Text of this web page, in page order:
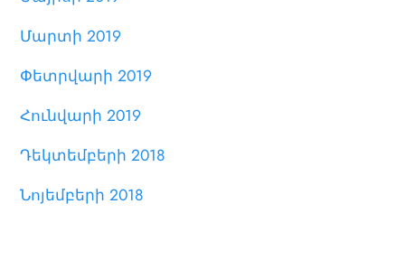
Մարտի 2019
Փետրվարի 2019
Հունվարի 2019
Դեկտեմբերի 2018
Նոյեմբերի 2018